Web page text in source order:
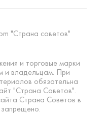
"Страна советов"
и торговые марки
и владельцам. При
обязательна
"Страна Советов".
Страна Советов в